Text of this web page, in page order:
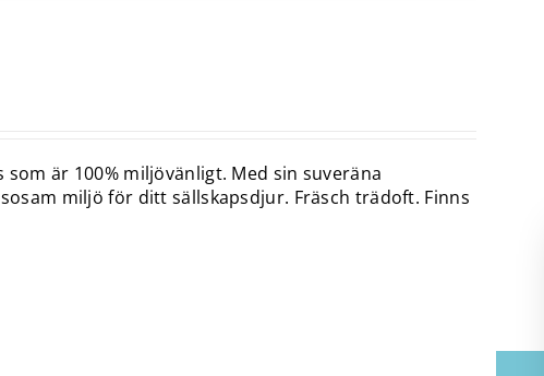
är 100% miljövänligt. Med sin suveräna
miljö för ditt sällskapsdjur. Fräsch trädoft. Finns